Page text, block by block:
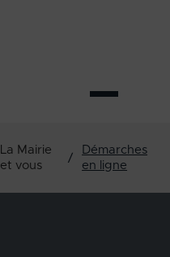
La Mairie
et vous
/
Démarches
en ligne